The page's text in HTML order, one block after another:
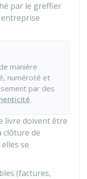
par le greffier
manière
numéroté et
par des
.
livre doivent être
clôture de
se
(factures,